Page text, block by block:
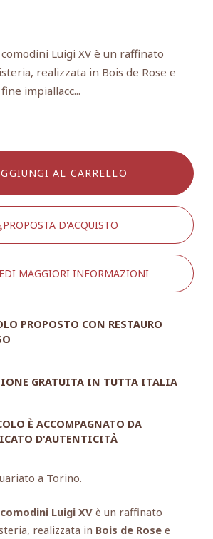
Luigi XV è un raffinato
realizzata in Bois de Rose e
impiallacc...
AL CARRELLO
PROPOSTA D'ACQUISTO
MAGGIORI INFORMAZIONI
PROPOSTO CON RESTAURO
GRATUITA IN TUTTA ITALIA
È ACCOMPAGNATO DA
D'AUTENTICITÀ
a Torino.
Luigi XVè un raffinato
realizzata in Bois de Rosee